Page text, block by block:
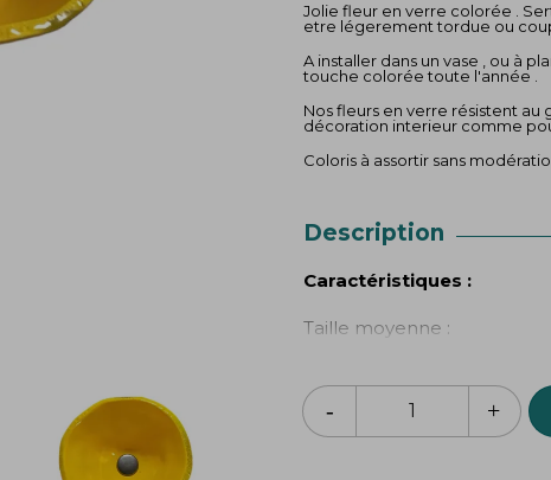
Jolie fleur en verre colorée .
etre légerement tordue ou
A installer dans un vase , ou à
touche colorée toute l'année .
Nos fleurs en verre résistent
décoration interieur comme
Coloris à assortir sans
Description
Caractéristiques :
Taille moyenne :
Diamètre de la fleur : 9
Chaque fleur étant unique, de
peuvent survenir, ajoutant